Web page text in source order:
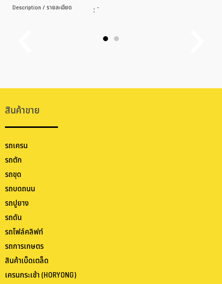
Description / รายละเอียด : -
สินค้าขาย
รถเครน
รถตัก
รถขุด
รถบดถนน
รถปูยาง
รถดัน
รถโฟล์คลิฟท์
รถการเกษตร
สินค้าเบ็ดเตล็ด
เครนกระเช้า (HORYONG)